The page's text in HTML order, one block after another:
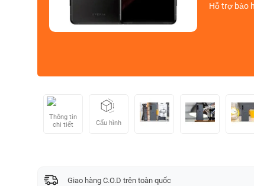
Hỗ trợ bảo
Thông tin
chi tiết
Cấu hình
Giao hàng C.O.D trên toàn quốc